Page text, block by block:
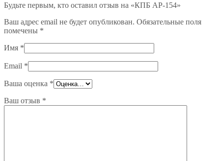
Будьте первым, кто оставил отзыв на «КПБ AP-154»
Ваш адрес email не будет опубликован. Обязательные поля
помечены *
Имя *
Email *
Ваша оценка *
Ваш отзыв *